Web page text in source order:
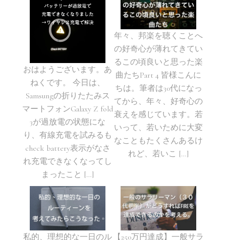
おはようございます。あ
ねくです。 今日は、
Samsungの折りたたみス
マートフォンGalaxy Z fold
3が過放電の状態にな
り、有線充電を試みるも
check battery表示がなさ
れ充電できなくなってし
まったこと […]
年々、邦楽を聴くことへ
の好奇心が薄れてきてい
るこの頃良いと思った楽
曲たちPart 4 皆様こんに
ちは。筆者は30代になっ
てから、年々、好奇心の
衰えを感じています。若
いって、若いために大変
なこともたくさんあるけ
れど、若いこ […]
私的、理想的な一日のル 【250万円達成】一般サラ